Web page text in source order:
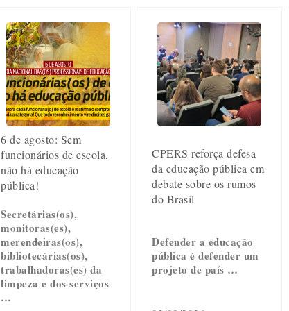
6 de agosto: Sem
funcionários de escola,
não há educação
pública!
Secretárias(os),
monitoras(es),
merendeiras(os),
bibliotecárias(os),
trabalhadoras(es) da
limpeza e dos serviços
…
CPERS reforça defesa
da educação pública em
debate sobre os rumos
do Brasil
Defender a educação
pública é defender um
projeto de país …